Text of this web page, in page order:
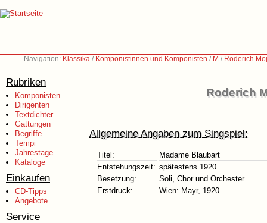
Navigation: Klassika / Komponistinnen und Komponisten / M / Roderich
Rubriken
Komponisten
Dirigenten
Textdichter
Gattungen
Begriffe
Tempi
Jahrestage
Kataloge
Einkaufen
CD-Tipps
Angebote
Service
Roderich
Allgemeine Angaben zum Singspiel:
Titel:
Madame Blaubart
Entstehungszeit: spätestens 1920
Besetzung:
Soli, Chor und Orchester
Erstdruck:
Wien: Mayr, 1920